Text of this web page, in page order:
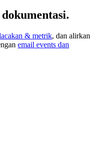
& metrik, dan alirkan
email events dan